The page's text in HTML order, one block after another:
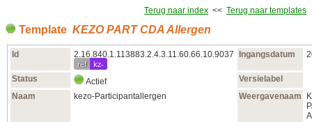
Terug naar index << Terug naar templates
Template KEZO PART CDA Allergen
Id 2.16.840.1.113883.2.4.3.11.60.66.10.9037
ref kz-
Ingangsdatum
Status Actief
Versielabel
Naam
kezo-Participantallergen Weergavenaam